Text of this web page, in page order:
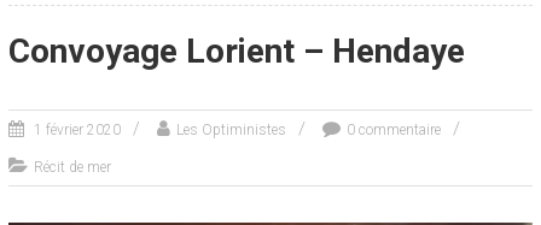
Convoyage Lorient – Hendaye
1 février 2020 Les Optiministes 0 commentaire
Récit de mer